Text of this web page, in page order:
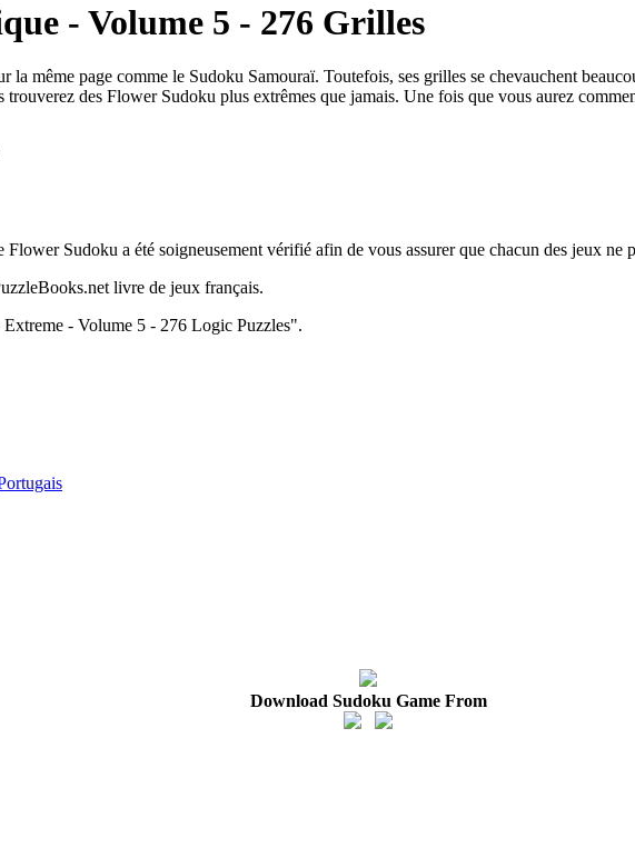
- Volume 5 - 276 Grilles
même page comme le Sudoku Samouraï. Toutefois, ses grilles se chevauchent
des Flower Sudoku plus extrêmes que jamais. Une fois que vous aurez
Sudoku a été soigneusement vérifié afin de vous assurer que chacun des jeux ne
livre de jeux français.
- Volume 5 - 276 Logic Puzzles".
Download Sudoku Game From